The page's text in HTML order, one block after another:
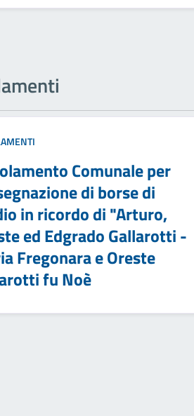
Comunale per
di borse di
in ricordo di "Arturo,
ed Edgrado Gallarotti -
Fregonara e Oreste
fu Noè